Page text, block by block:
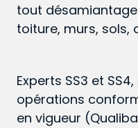
tout
toiture, murs, sols,
Experts SS3 et
opérations
en vigueur